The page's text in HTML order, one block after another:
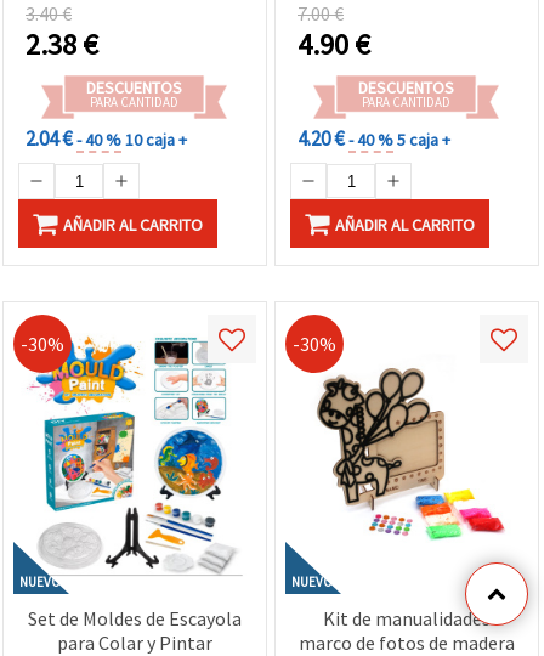
3.40 €
2.38€
DESCUENTOS
PARA CANTIDAD
2.04 €- 40 %10 caja +
AÑADIR AL CARRITO
7.00 €
4.90€
DESCUENTOS
PARA CANTIDAD
4.20 €- 40 %5 caja +
AÑADIR AL CARRITO
-30%
NUEVO
Set de Moldes de Escayola
para Colar y Pintar
-30%
NUEVO
Kit de manualidades
marco de fotos de madera